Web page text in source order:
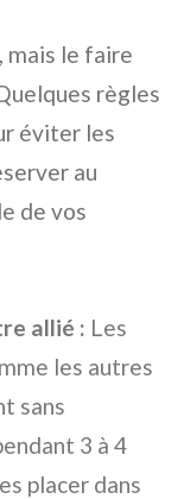
mais le faire
règles
éviter les
au
de vos
allié : Les
les autres
sans
3 à 4
placer dans